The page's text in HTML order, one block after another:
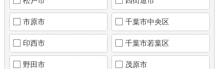
市原市 千葉市中央区
印西市 千葉市若葉区
野田市 茂原市